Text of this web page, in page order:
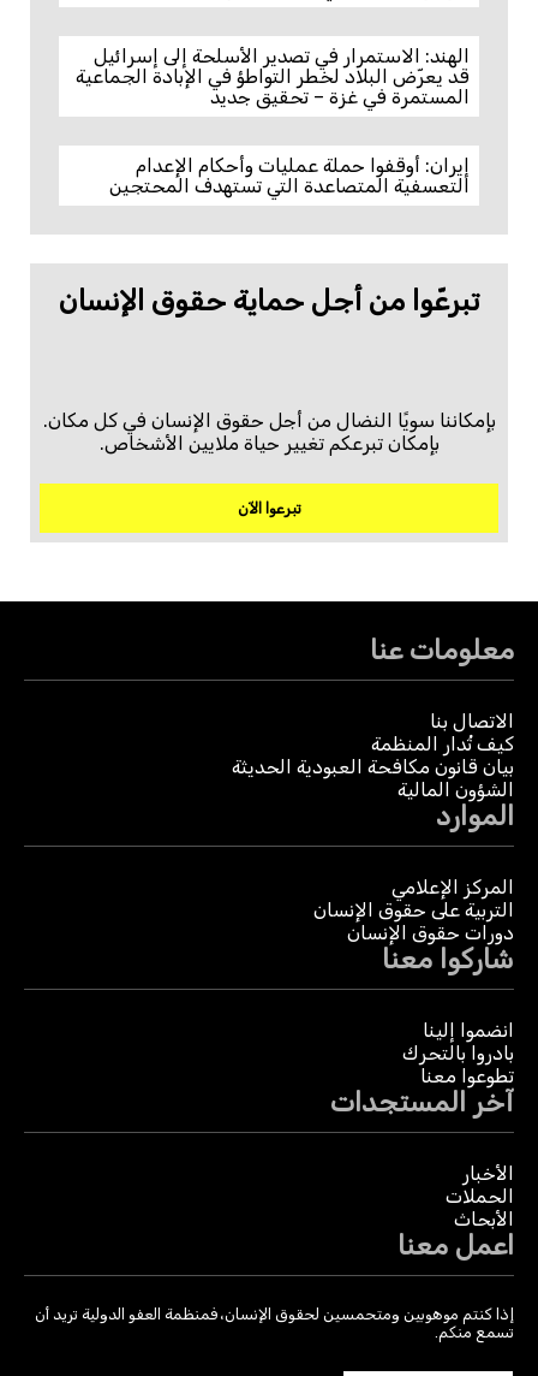
الهند: الاستمرار في تصدير الأسلحة إلى إسرائيل
قد يعرّض البلاد لخطر التواطؤ في الإبادة الجماعية
المستمرة في غزة – تحقيق جديد
إيران: أوقفوا حملة عمليات وأحكام الإعدام
التعسفية المتصاعدة التي تستهدف المحتجين
تبرعّوا من أجل حماية حقوق الإنسان
بإمكاننا سويًا النضال من أجل حقوق الإنسان في كل مكان.
بإمكان تبرعكم تغيير حياة ملايين الأشخاص.
تبرعوا الآن
معلومات عنا
الاتصال بنا
كيف تُدار المنظمة
بيان قانون مكافحة العبودية الحديثة
الشؤون المالية
الموارد
المركز الإعلامي
التربية على حقوق الإنسان
دورات حقوق الإنسان
شاركوا معنا
انضموا إلينا
بادروا بالتحرك
تطوعوا معنا
آخر المستجدات
الأخبار
الحملات
الأبحاث
اعمل معنا
إذا كنتم موهوبين ومتحمسين لحقوق الإنسان، فمنظمة العفو الدولية تريد أن
تسمع منكم.